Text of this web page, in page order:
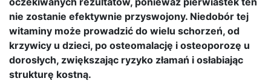
nie zostanie efektywnie przyswojony. Niedobór tej
witaminy może prowadzić do wielu schorzeń, od
krzywicy u dzieci, po osteomalację i osteoporozę u
dorosłych, zwiększając ryzyko złamań i osłabiając
strukturę kostną.